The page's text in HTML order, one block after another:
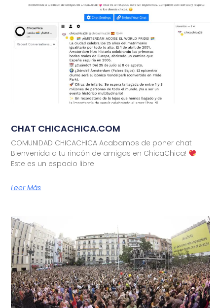
CHAT CHICACHICA.COM
COMUNIDAD CHICACHICA Acabamos de poner chat
Bienvenida a tu rincón de amigas en ChicaChica!
Este es un espacio libre
Leer Más